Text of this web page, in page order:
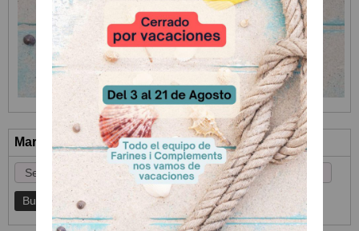
Marcas